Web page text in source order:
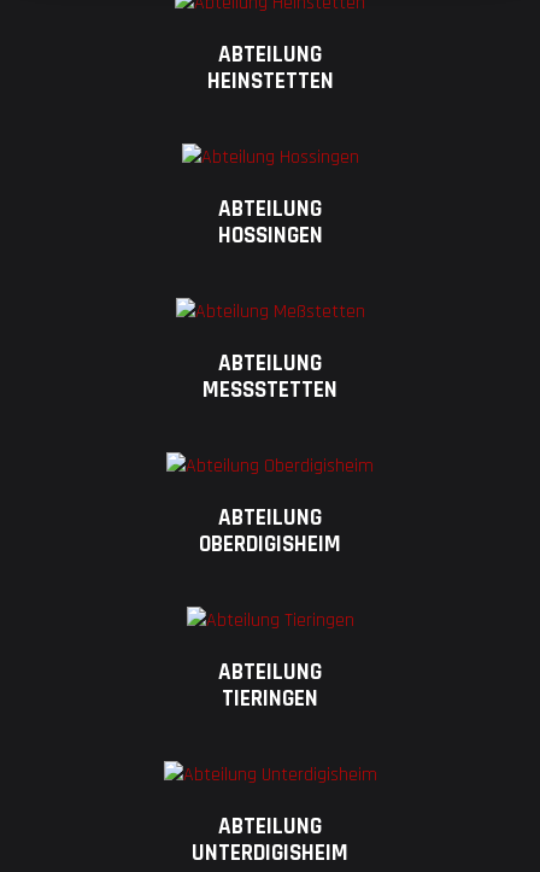
ABTEILUNG
HEINSTETTEN
ABTEILUNG
HOSSINGEN
ABTEILUNG
MESSSTETTEN
ABTEILUNG
OBERDIGISHEIM
ABTEILUNG
TIERINGEN
ABTEILUNG
UNTERDIGISHEIM